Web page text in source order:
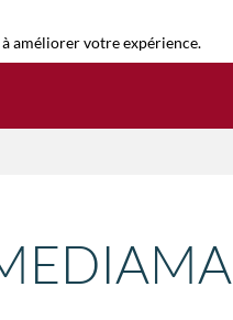
améliorer votre expérience.